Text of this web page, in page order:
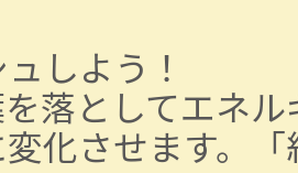
しよう！
落としてエネ
化させます。